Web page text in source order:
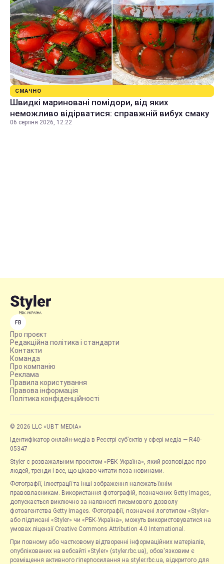
СМАЧНО
Швидкі мариновані помідори, від яких
неможливо відірватися: справжній вибух смаку
06 серпня 2026, 12:22
FB
Про проєкт
Редакційна політика і стандарти
Контакти
Команда
Про компанію
Реклама
Правила користування
Правова інформація
Політика конфіденційності
© 2026 LLC «UBT MEDIA»
Ідентифікатор онлайн-медіа в Реєстрі суб’єктів у сфері медіа — R40-
05347
Styler є розважальним проєктом «РБК-Україна», який розповідає про
людей, тренди і все, що цікаво читати поза новинами.
Фотографії, ілюстрації та інші зображення належать їхнім
правовласникам. Використання фотографій, позначених Getty Images,
допускається виключно за наявності письмового дозволу
фотоагентства Getty Images. Фотографії, позначені логотипом «Styler»
або підписані «Styler» чи «РБК-Україна», можуть використовуватися на
умовах ліцензії Creative Commons Attribution 4.0 International.
При повному або частковому відтворенні інформаційних матеріалів,
опублікованих на вебсайті «Styler» (styler.rbc.ua), обов'язковим є
розміщення активного гіперпосилання на styler.rbc.ua, відкритого для